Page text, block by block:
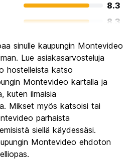
8.3
8.3
sinulle kaupungin Montevideo
Lue asiakasarvosteluja
hostelleista katso
Montevideo kartalla ja
kuten ilmaisia
Mikset myös katsoisi tai
parhaista
siellä käydessäsi.
Montevideo ehdoton